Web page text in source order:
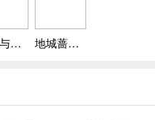
矮人与地城破解版，卡通Q萌画风靠智慧赢胜利 地城蔷薇免费下载，天赋系统与随机地图、暗黑地牢生存全攻略